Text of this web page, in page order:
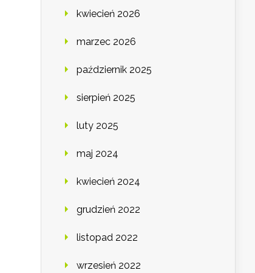
kwiecień 2026
marzec 2026
październik 2025
sierpień 2025
luty 2025
maj 2024
kwiecień 2024
grudzień 2022
listopad 2022
wrzesień 2022